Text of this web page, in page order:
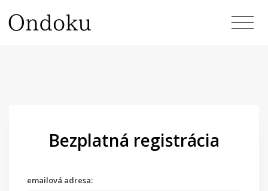
Bezplatná registrácia
emailová adresa: